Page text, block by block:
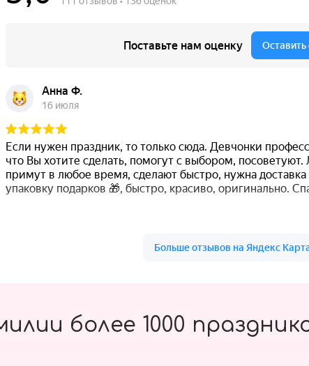
более 1000